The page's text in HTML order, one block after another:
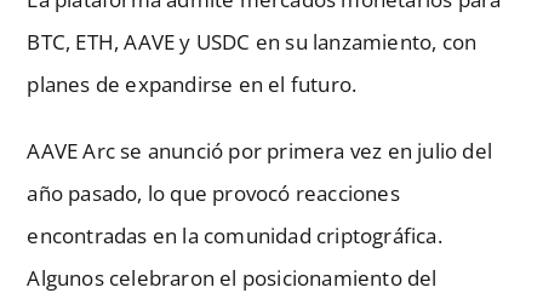
BTC, ETH, AAVE y USDC en su lanzamiento, con
planes de expandirse en el futuro.
AAVE Arc se anunció por primera vez en julio del
año pasado, lo que provocó reacciones
encontradas en la comunidad criptográfica.
Algunos celebraron el posicionamiento del